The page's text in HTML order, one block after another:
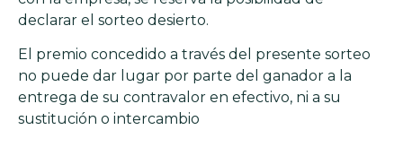
declarar el sorteo desierto.
El premio concedido a través del presente sorteo
no puede dar lugar por parte del ganador a la
entrega de su contravalor en efectivo, ni a su
sustitución o intercambio